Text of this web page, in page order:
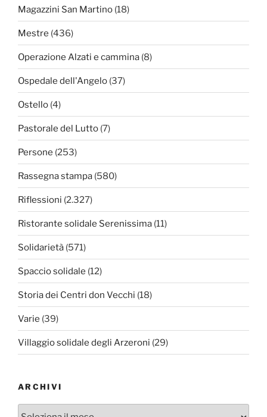
Magazzini San Martino (18)
Mestre (436)
Operazione Alzati e cammina (8)
Ospedale dell'Angelo (37)
Ostello (4)
Pastorale del Lutto (7)
Persone (253)
Rassegna stampa (580)
Riflessioni (2.327)
Ristorante solidale Serenissima (11)
Solidarietà (571)
Spaccio solidale (12)
Storia dei Centri don Vecchi (18)
Varie (39)
Villaggio solidale degli Arzeroni (29)
ARCHIVI
Archivi